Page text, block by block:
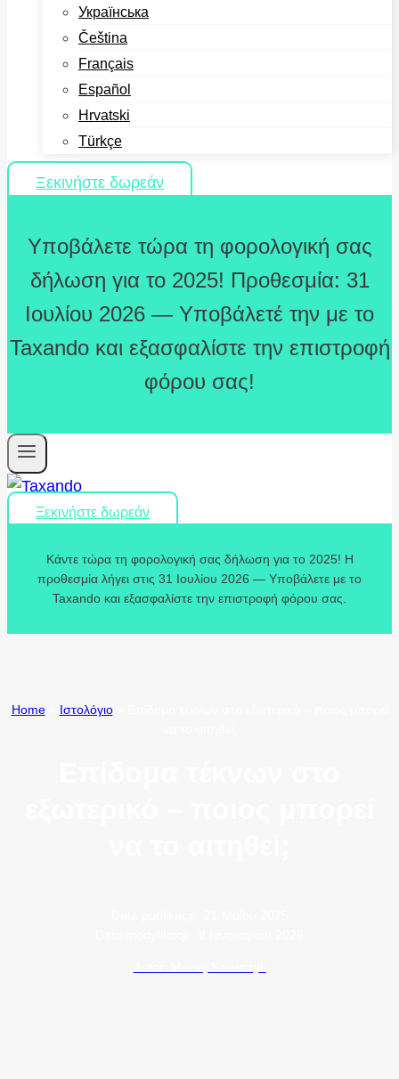
Українська
Čeština
Français
Español
Hrvatski
Türkçe
Ξεκινήστε δωρεάν
Υποβάλετε τώρα τη φορολογική σας
δήλωση για το 2025! Προθεσμία: 31
Ιουλίου 2026 — Υποβάλετέ την με το
Taxando και εξασφαλίστε την επιστροφή
φόρου σας!
Ξεκινήστε δωρεάν
Κάντε τώρα τη φορολογική σας δήλωση για το 2025! Η
προθεσμία λήγει στις 31 Ιουλίου 2026 — Υποβάλετε με το
Taxando και εξασφαλίστε την επιστροφή φόρου σας.
Home» Ιστολόγιο»